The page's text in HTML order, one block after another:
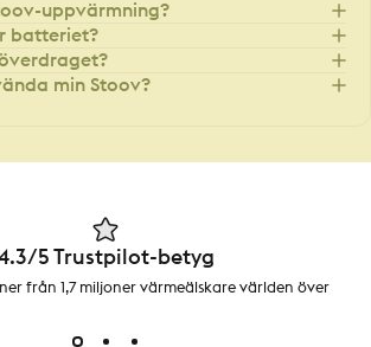
uppvärmning?
batteriet?
min Stoov?
5 Trustpilot-betyg
från 1,7 miljoner värmeälskare världen över